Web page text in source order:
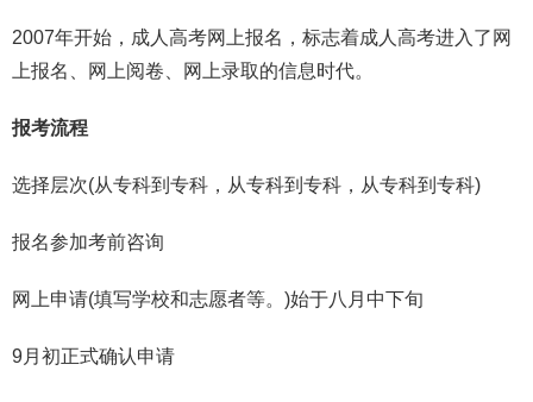
2007年开始，成人高考网上报名，标志着成人高考进入了网
上报名、网上阅卷、网上录取的信息时代。
报考流程
选择层次(从专科到专科，从专科到专科，从专科到专科)
报名参加考前咨询
网上申请(填写学校和志愿者等。)始于八月中下旬
9月初正式确认申请